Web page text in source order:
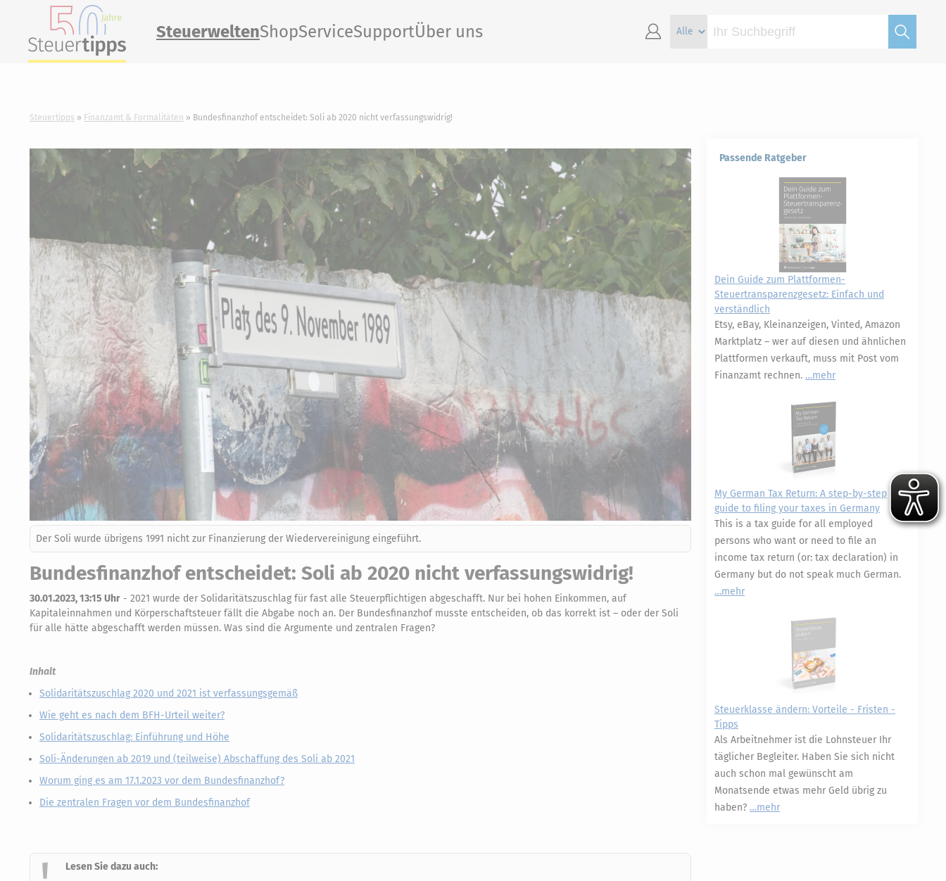
SteuerweltenShopServiceSupportÜber uns
Steuertipps Finanzamt & Formalitäten Bundesfinanzhof entscheidet: Soli ab 2020 nicht verfassungswidrig!
Der Soli wurde übrigens 1991 nicht zur Finanzierung der Wiedervereinigung eingeführt.
Bundesfinanzhof entscheidet: Soli ab 2020 nicht verfassungswidrig!
30.01.2023, 13:15 Uhr - 2021 wurde der Solidaritätszuschlag für fast alle Steuerpflichtigen abgeschafft. Nur bei hohen Einkommen, auf
Kapitaleinnahmen und Körperschaftsteuer fällt die Abgabe noch an. Der Bundesfinanzhof musste entscheiden, ob das korrekt ist – oder der Soli
für alle hätte abgeschafft werden müssen. Was sind die Argumente und zentralen Fragen?
Inhalt
Solidaritätszuschlag 2020 und 2021 ist verfassungsgemäß
Wie geht es nach dem BFH-Urteil weiter?
Solidaritätszuschlag: Einführung und Höhe
Soli-Änderungen ab 2019 und (teilweise) Abschaffung des Soli ab 2021
Worum ging es am 17.1.2023 vor dem Bundesfinanzhof?
Die zentralen Fragen vor dem Bundesfinanzhof
Lesen Sie dazu auch:
Passende Ratgeber
Dein Guide zum Plattformen-
Steuertransparenzgesetz: Einfach und
verständlich
Etsy, eBay, Kleinanzeigen, Vinted, Amazon
Marktplatz – wer auf diesen und ähnlichen
Plattformen verkauft, muss mit Post vom
Finanzamt rechnen.
mehr
My German Tax Return: A step-by-step
guide to filing your taxes in Germany
This is a tax guide for all employed
persons who want or need to file an
income tax return (or: tax declaration) in
Germany but do not speak much German.
mehr
Steuerklasse ändern: Vorteile - Fristen -
Tipps
Als Arbeitnehmer ist die Lohnsteuer Ihr
täglicher Begleiter. Haben Sie sich nicht
auch schon mal gewünscht am
Monatsende etwas mehr Geld übrig zu
haben?
mehr